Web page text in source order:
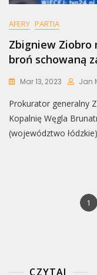
AFERY PARTIA
Zbigniew Ziobro
broń schowaną
Mar 13, 2023 Jan
Prokurator generalny
Kopalnię Węgla
(województwo
1
CZYTAJ